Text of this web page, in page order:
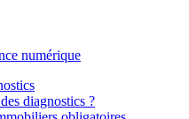
numérique
diagnostics ?